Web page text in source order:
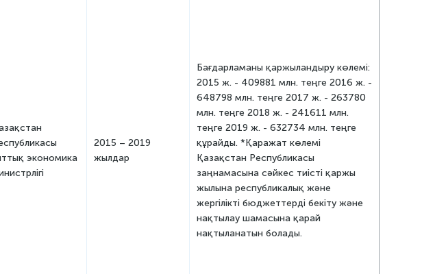
экономика
2015 – 2019
жылдар
Бағдарламаны қаржыландыру көлемі:
2015 ж. - 409881 млн. теңге 2016 ж. -
648798 млн. теңге 2017 ж. - 263780
млн. теңге 2018 ж. - 241611 млн.
теңге 2019 ж. - 632734 млн. теңге
құрайды. *Қаражат көлемі
Қазақстан Республикасы
заңнамасына сәйкес тиісті қаржы
жылына республикалық және
жергілікті бюджеттерді бекіту және
нақтылау шамасына қарай
нақтыланатын болады.